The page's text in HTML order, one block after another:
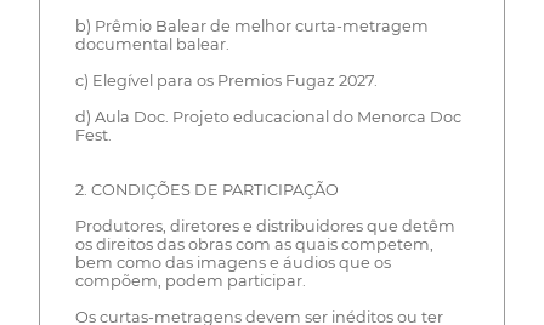
b) Prêmio Balear de melhor curta-metragem
documental balear.
c) Elegível para os Premios Fugaz 2027.
d) Aula Doc. Projeto educacional do Menorca Doc
Fest.
2. CONDIÇÕES DE PARTICIPAÇÃO
Produtores, diretores e distribuidores que detêm
os direitos das obras com as quais competem,
bem como das imagens e áudios que os
compõem, podem participar.
Os curtas-metragens devem ser inéditos ou ter